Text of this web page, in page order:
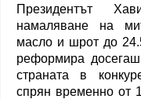
Президентът
намаляване на
масло и шрот до
реформира
страната в
спрян временно от